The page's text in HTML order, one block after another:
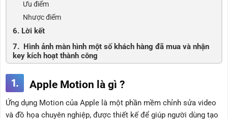
Ưu điểm
Nhược điểm
6. Lời kết
7. Hình ảnh màn hình một số khách hàng đã mua và nhận
key kích hoạt thành công
1. Apple Motion là gì ?
Ứng dụng Motion của Apple là một phần mềm chỉnh sửa video
và đồ họa chuyên nghiệp, được thiết kế để giúp người dùng tạo